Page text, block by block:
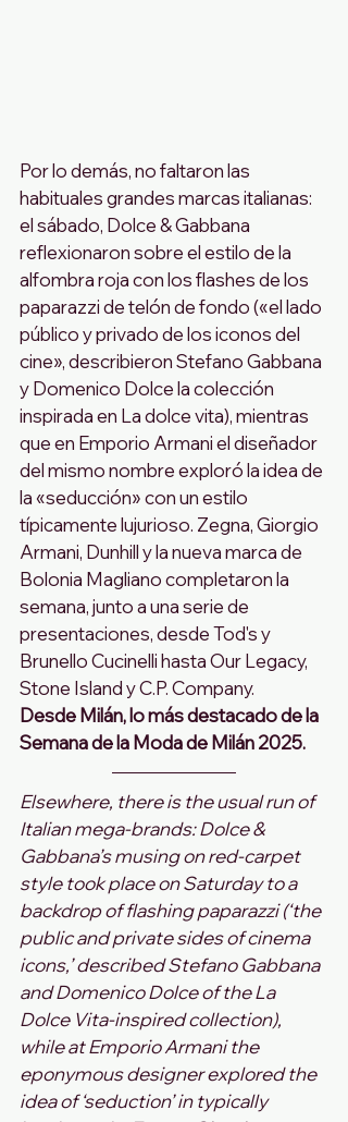
Por lo demás, no faltaron las
habituales grandes marcas italianas:
el sábado, Dolce & Gabbana
reflexionaron sobre el estilo de la
alfombra roja con los flashes de los
paparazzi de telón de fondo («el lado
público y privado de los iconos del
cine», describieron Stefano Gabbana
y Domenico Dolce la colección
inspirada en La dolce vita), mientras
que en Emporio Armani el diseñador
del mismo nombre exploró la idea de
la «seducción» con un estilo
típicamente lujurioso. Zegna, Giorgio
Armani, Dunhill y la nueva marca de
Bolonia Magliano completaron la
semana, junto a una serie de
presentaciones, desde Tod's y
Brunello Cucinelli hasta Our Legacy,
Stone Island y C.P. Company.
Desde Milán, lo más destacado de la
Semana de la Moda de Milán 2025.
Elsewhere, there is the usual run of
Italian mega-brands: Dolce &
Gabbana’s musing on red-carpet
style took place on Saturday to a
backdrop of flashing paparazzi (‘the
public and private sides of cinema
icons,’ described Stefano Gabbana
and Domenico Dolce of the La
Dolce Vita-inspired collection),
while at Emporio Armani the
eponymous designer explored the
idea of ‘seduction’ in typically